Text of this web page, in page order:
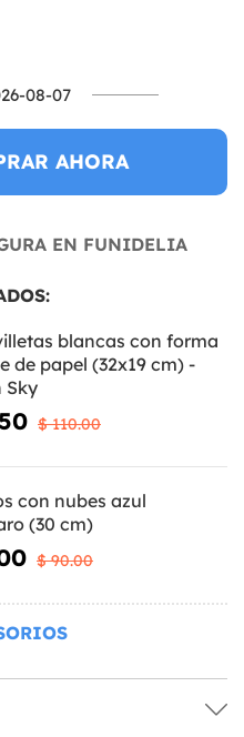
08-07
AHORA
EN FUNIDELIA
blancas con forma
de papel (32x19 cm) -
Sky
$ 110.00
con nubes azul
(30 cm)
$ 90.00